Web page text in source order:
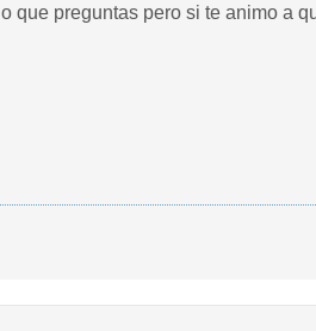
que preguntas pero si te animo a